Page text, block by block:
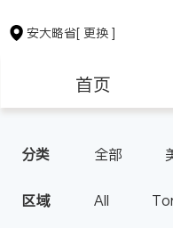
安大略省[ 更换 ]
首页
保险理财
分类 全部
区域 All